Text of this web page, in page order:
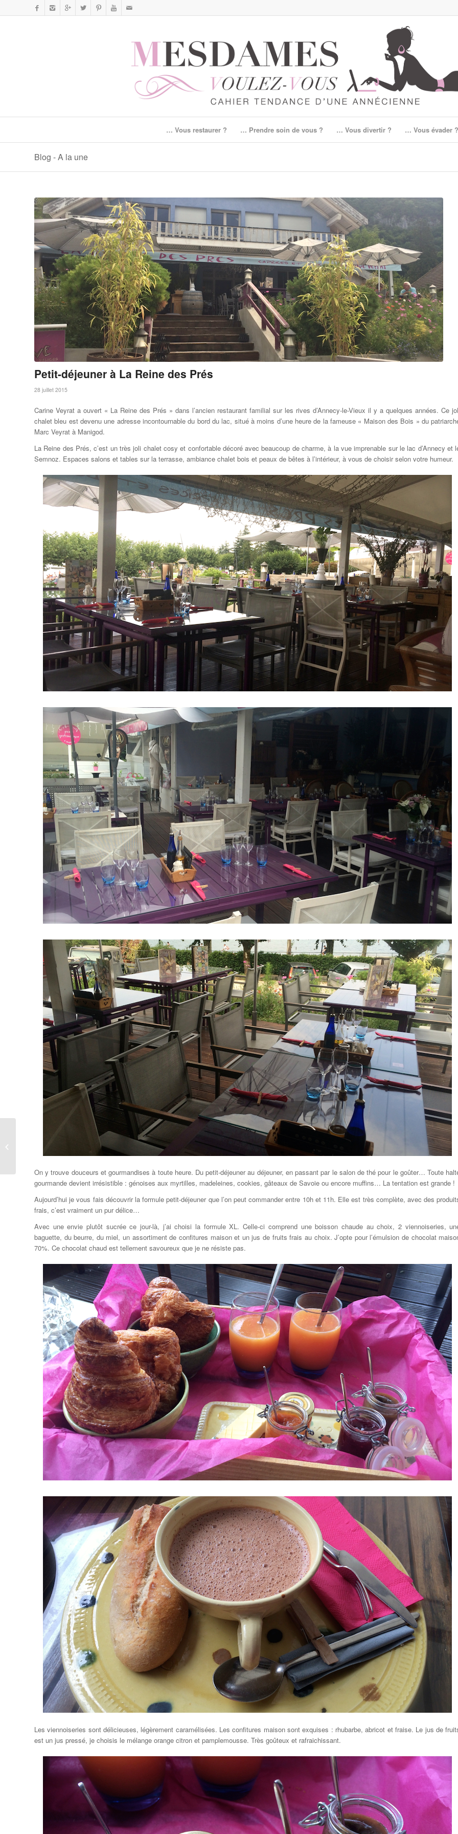
… Vous restaurer ? … Prendre soin de vous ? … Vous divertir ? … Vous évader ?
Blog - A la une
Petit-déjeuner à La Reine des Prés
28 juillet 2015
Carine Veyrat a ouvert « La Reine des Prés » dans l’ancien restaurant familial sur les rives d’Annecy-le-Vieux il y a quelques années. Ce
chalet bleu est devenu une adresse incontournable du bord du lac, situé à moins d’une heure de la fameuse « Maison des Bois » du
Marc Veyrat à Manigod.
La Reine des Prés, c’est un très joli chalet cosy et confortable décoré avec beaucoup de charme, à la vue imprenable sur le lac d’Annecy et
Semnoz. Espaces salons et tables sur la terrasse, ambiance chalet bois et peaux de bêtes à l’intérieur, à vous de choisir selon votre humeur.
On y trouve douceurs et gourmandises à toute heure. Du petit-déjeuner au déjeuner, en passant par le salon de thé pour le goûter… Toute
gourmande devient irrésistible : génoises aux myrtilles, madeleines, cookies, gâteaux de Savoie ou encore muffins… La tentation est grande !
Aujourd’hui je vous fais découvrir la formule petit-déjeuner que l’on peut commander entre 10h et 11h. Elle est très complète, avec des
frais, c’est vraiment un pur délice…
Avec une envie plutôt sucrée ce jour-là, j’ai choisi la formule XL. Celle-ci comprend une boisson chaude au choix, 2 viennoiseries,
baguette, du beurre, du miel, un assortiment de confitures maison et un jus de fruits frais au choix. J’opte pour l’émulsion de chocolat
70%. Ce chocolat chaud est tellement savoureux que je ne résiste pas.
Les viennoiseries sont délicieuses, légèrement caramélisées. Les confitures maison sont exquises : rhubarbe, abricot et fraise. Le jus de
est un jus pressé, je choisis le mélange orange citron et pamplemousse. Très goûteux et rafraichissant.